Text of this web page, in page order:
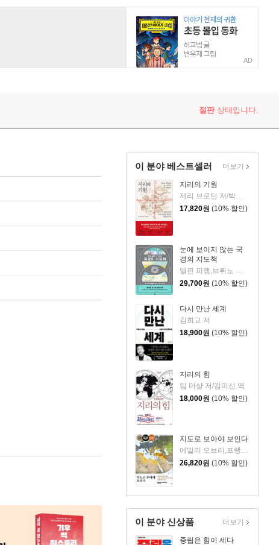
AD
절판상태입니다.
이 분야 베스트셀러
지리의 기원
제리 브로턴 저/박세연 역
17,820원 (10% 할인)
눈에 보이지 않는 국
경의 지도책
델핀 파팽,브뤼노 테르트레,세마르탱 라보르드 저/이수진 역
29,700원 (10% 할인)
다시 만난 세계
김희교 저
18,900원 (10% 할인)
지리의 힘
팀 마샬 저/김미선 역
18,000원 (10% 할인)
지도로 보아야 보인다
에밀리 오브리,프랭크 테타르 공저/이수진 역
26,820원 (10% 할인)
더보기
이 분야 신상품
중립은 힘이 세다
더보기